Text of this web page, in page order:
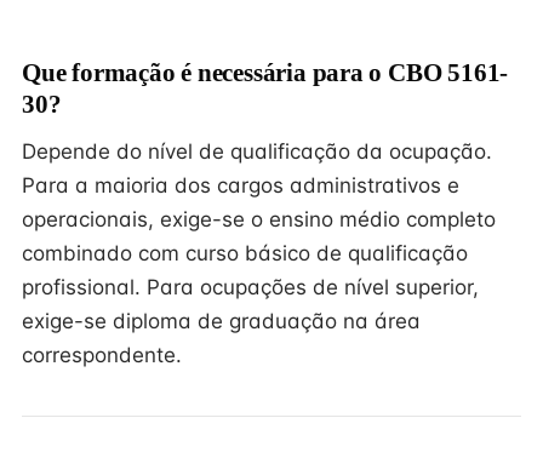
Que formação é necessária para o CBO 5161-
30?
Depende do nível de qualificação da ocupação.
Para a maioria dos cargos administrativos e
operacionais, exige-se o ensino médio completo
combinado com curso básico de qualificação
profissional. Para ocupações de nível superior,
exige-se diploma de graduação na área
correspondente.